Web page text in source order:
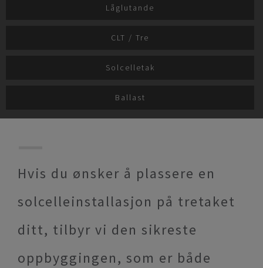
Låglutande
CLT / Tre
Solcelletak
Ballast
Hvis du ønsker å plassere en
solcelleinstallasjon på tretaket
ditt, tilbyr vi den sikreste
oppbyggingen, som er både